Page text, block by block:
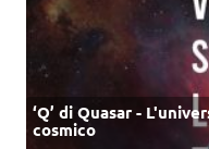
‘Q’ di Quasar -
cosmico